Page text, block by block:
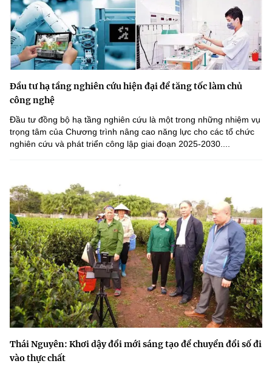
Đầu tư hạ tầng nghiên cứu hiện đại để tăng tốc làm chủ
công nghệ
Đầu tư đồng bộ hạ tầng nghiên cứu là một trong những nhiệm vụ
trọng tâm của Chương trình nâng cao năng lực cho các tổ chức
nghiên cứu và phát triển công lập giai đoạn 2025-2030....
Thái Nguyên: Khơi dậy đổi mới sáng tạo để chuyển đổi số đi
vào thực chất